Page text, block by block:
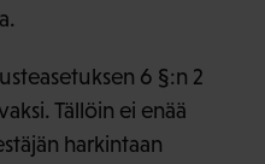
6 §:n 2
Tällöin ei enää
harkintaan